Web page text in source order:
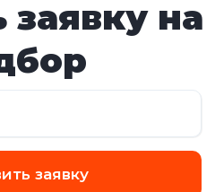
заявку на
заявку